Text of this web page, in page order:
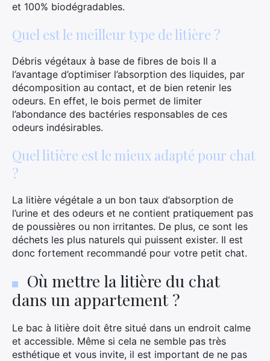
et 100% biodégradables.
Quel est le meilleur type de litière ?
Débris végétaux à base de fibres de bois Il a
l’avantage d’optimiser l’absorption des liquides, par
décomposition au contact, et de bien retenir les
odeurs. En effet, le bois permet de limiter
l’abondance des bactéries responsables de ces
odeurs indésirables.
Quel litière est le mieux adapté pour chat
?
La litière végétale a un bon taux d’absorption de
l’urine et des odeurs et ne contient pratiquement pas
de poussières ou non irritantes. De plus, ce sont les
déchets les plus naturels qui puissent exister. Il est
donc fortement recommandé pour votre petit chat.
Où mettre la litière du chat
dans un appartement ?
Le bac à litière doit être situé dans un endroit calme
et accessible. Même si cela ne semble pas très
esthétique et vous invite, il est important de ne pas